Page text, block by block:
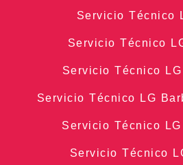
Servicio Técnico
Servicio Técnico
Servicio Técnico
Servicio Técnico LG
Servicio Técnico
Servicio Técnico